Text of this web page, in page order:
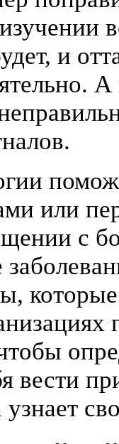
и
или
с
вести